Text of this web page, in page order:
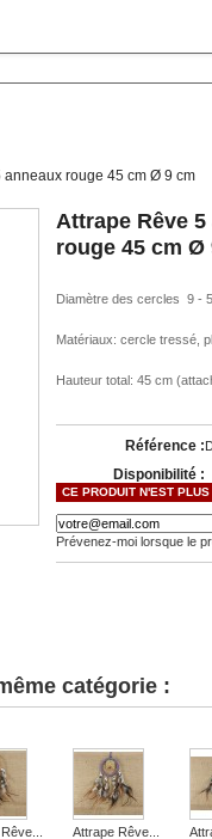
anneaux rouge 45 cm Ø 9 cm
Attrape Rêve
rouge 45 cm Ø
Diamètre des cercles 9 -
Matériaux: cercle tressé ,
Hauteur total: 45 cm
Référence :
Disponibilité :
CE PRODUIT N'EST
Prévenez-moi lorsque le
catégorie :
Attrape Rêve...